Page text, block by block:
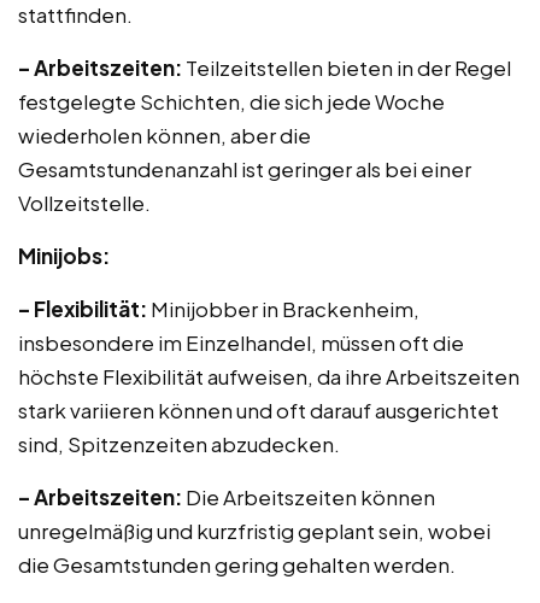
stattfinden.
– Arbeitszeiten: Teilzeitstellen bieten in der Regel
festgelegte Schichten, die sich jede Woche
wiederholen können, aber die
Gesamtstundenanzahl ist geringer als bei einer
Vollzeitstelle.
Minijobs:
– Flexibilität: Minijobber in Brackenheim,
insbesondere im Einzelhandel, müssen oft die
höchste Flexibilität aufweisen, da ihre Arbeitszeiten
stark variieren können und oft darauf ausgerichtet
sind, Spitzenzeiten abzudecken.
– Arbeitszeiten: Die Arbeitszeiten können
unregelmäßig und kurzfristig geplant sein, wobei
die Gesamtstunden gering gehalten werden.